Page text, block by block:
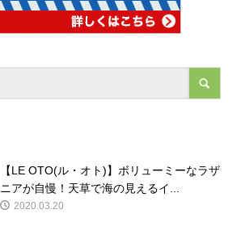
【LE OTO(ル・オト)】ボリューミーなラザ
ニアが自慢！天草で海の見えるイ...
2020.03.20